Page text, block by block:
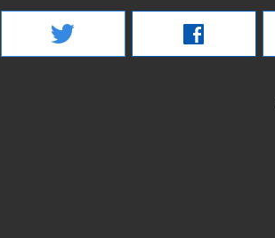
twitter facebook